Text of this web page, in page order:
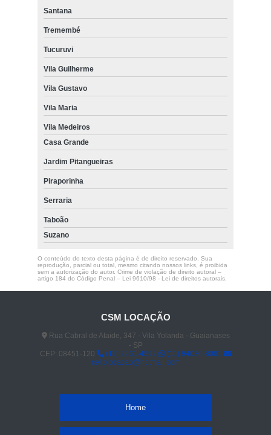
Santana
Tremembé
Tucuruvi
Vila Guilherme
Vila Gustavo
Vila Maria
Vila Medeiros
Casa Grande
Jardim Pitangueiras
Piraporinha
Serraria
Taboão
Suzano
O conteúdo do texto desta página é de direito reservado. Sua
reprodução, parcial ou total, mesmo citando nossos links, é proibida
sem a autorização do autor. Crime de violação de direito autoral –
artigo 184 do Código Penal – Lei 9610/98 - Lei de direitos autorais.
CSM LOCAÇÃO
Rua Cabral de Ataide, 347 - Vila Yolanda - Guaianases
- SP
CEP: 08451-120
(11) 2961-4592
(11) 94030-8081
celiolocacao@hotmail.com
Home